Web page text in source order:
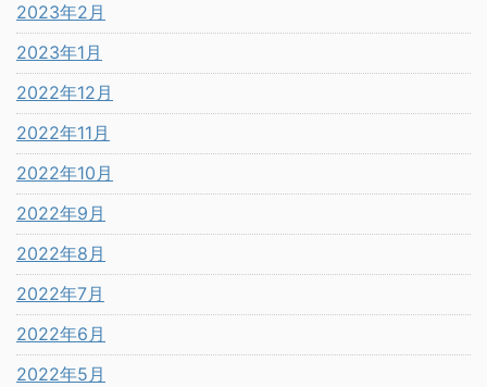
2023年2月
2023年1月
2022年12月
2022年11月
2022年10月
2022年9月
2022年8月
2022年7月
2022年6月
2022年5月